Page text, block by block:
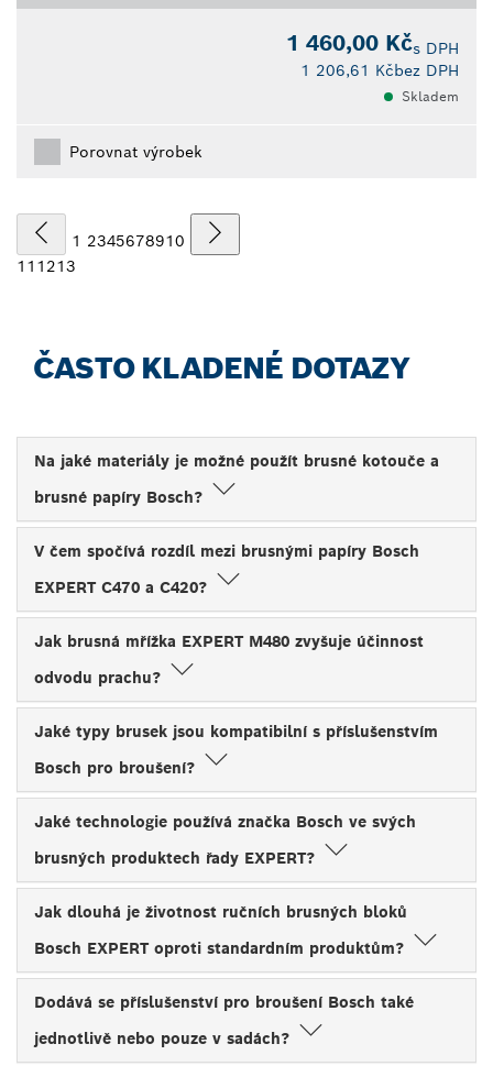
1 460,00 Kčs DPH
1 206,61 Kčbez DPH
Skladem
Porovnat výrobek
1 2345678910
11 1213
ČASTO KLADENÉ DOTAZY
Na jaké materiály je možné použít brusné kotouče a
brusné papíry Bosch?
V čem spočívá rozdíl mezi brusnými papíry Bosch
EXPERT C470 a C420?
Jak brusná mřížka EXPERT M480 zvyšuje účinnost
odvodu prachu?
Jaké typy brusek jsou kompatibilní s příslušenstvím
Bosch pro broušení?
Jaké technologie používá značka Bosch ve svých
brusných produktech řady EXPERT?
Jak dlouhá je životnost ručních brusných bloků
Bosch EXPERT oproti standardním produktům?
Dodává se příslušenství pro broušení Bosch také
jednotlivě nebo pouze v sadách?